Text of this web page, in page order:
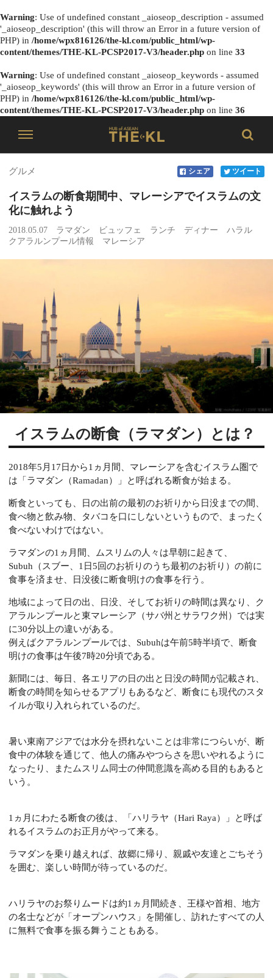
Warning: Use of undefined constant _aioseop_description - assumed
'_aioseop_description' (this will throw an Error in a future version of
PHP) in /home/wpx816126/the-kl.com/public_html/wp-
content/themes/THE-KL-PCSP2017-V3/header.php on line 33
Warning: Use of undefined constant _aioseop_keywords - assumed
'_aioseop_keywords' (this will throw an Error in a future version of
PHP) in /home/wpx816126/the-kl.com/public_html/wp-
content/themes/THE-KL-PCSP2017-V3/header.php on line 36
グルメ シェア ツイート
イスラムの断食期間中、マレーシアでイスラムの文
化に触れよう
2018.05.07 ラマダン ビュッフェ ランチ ディナー
ハラル
クアラルンプール情報
マレーシア
イスラムの断食（ラマダン）とは？
2018年5月17日から1ヵ月間、マレーシアを含むイスラム圏で
は「ラマダン（Ramadan）」と呼ばれる断食が始まる。
断食といっても、日の出前の最初のお祈りから日没までの間、
食べ物と飲み物、タバコを口にしないというもので、まったく
食べないわけではない。
ラマダンの1ヵ月間、ムスリムの人々は早朝に起きて、
Subuh（スブー、1日5回のお祈りのうち最初のお祈り）の前に
食事を済ませ、日没後に断食明けの食事を行う。
地域によって日の出、日没、そしてお祈りの時間は異なり、ク
アラルンプールと東マレーシア（サバ州とサラワク州）では実
に30分以上の違いがある。
例えばクアラルンプールでは、Subuhは午前5時半頃で、断食
明けの食事は午後7時20分頃である。
新聞には、毎日、各エリアの日の出と日没の時間が記載され、
断食の時間を知らせるアプリもあるなど、断食にも現代のスタ
イルが取り入れられているのだ。
暑い東南アジアでは水分を摂れないことは非常につらいが、断
食中の体験を通じて、他人の痛みやつらさを思いやれるように
なったり、またムスリム同士の仲間意識を高める目的もあると
いう。
1ヵ月にわたる断食の後は、「ハリラヤ（Hari Raya）」と呼ば
れるイスラムのお正月がやって来る。
ラマダンを乗り越えれば、故郷に帰り、親戚や友達とごちそう
を囲む、楽しい時間が待っているのだ。
ハリラヤのお祭りムードは約1ヵ月間続き、王様や首相、地方
の名士などが「オープンハウス」を開催し、訪れたすべての人
に無料で食事を振る舞うこともある。